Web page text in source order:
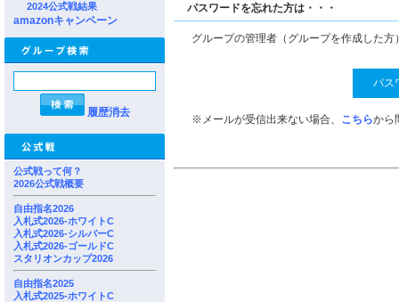
2024公式戦結果
amazonキャンペーン
履歴消去
公式戦って何？
2026公式戦概要
自由指名2026
入札式2026-ホワイトC
入札式2026-シルバーC
入札式2026-ゴールドC
スタリオンカップ2026
自由指名2025
入札式2025-ホワイトC
パスワードを忘れた方は・・・
グループの管理者（グループを作成した
※メールが受信出来ない場合、 こちらから